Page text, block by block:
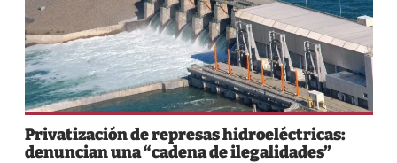
Privatización de represas hidroeléctricas:
denuncian una “cadena de ilegalidades”